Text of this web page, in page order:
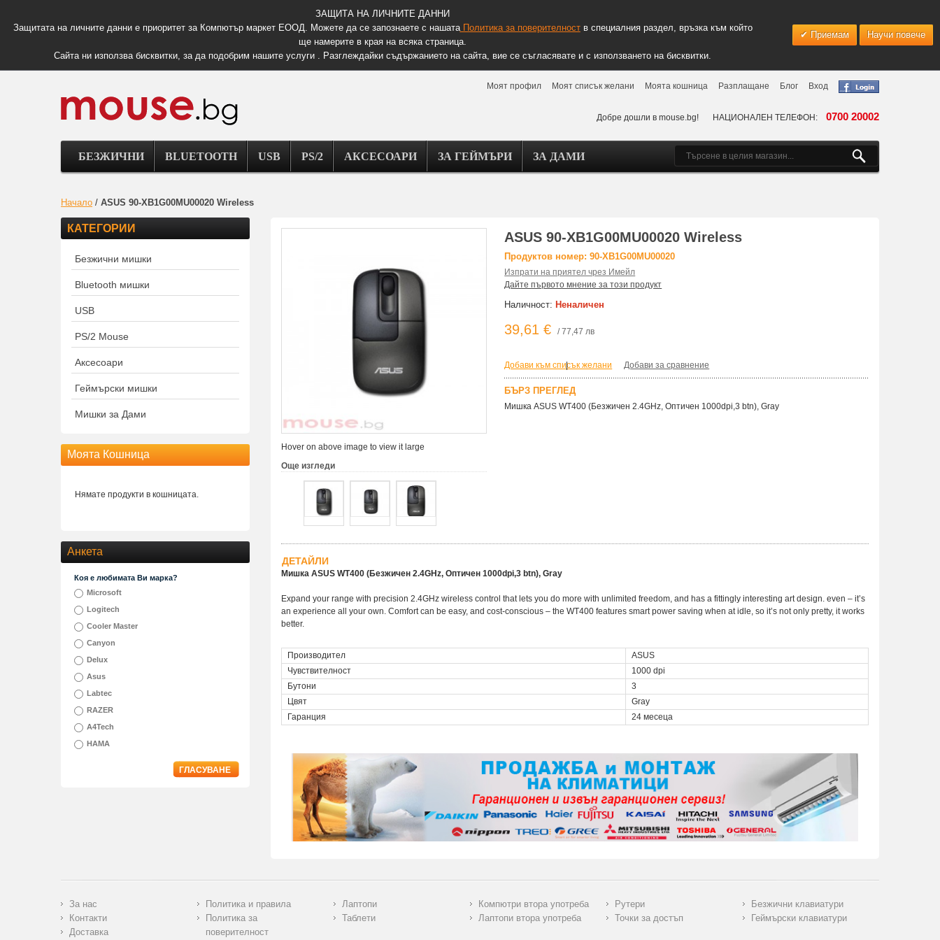
ЗАЩИТА НА ЛИЧНИТЕ ДАННИ
Защитата на личните данни е приоритет за Компютър маркет ЕООД. Можете да се запознаете с нашатаПолитика за поверителноств специалния раздел, връзка към който
ще намерите в края на всяка страница.
Сайта ни използва бисквитки, за да подобрим нашите услуги . Разглеждайки съдържанието на сайта, вие се съгласявате и с използването на бисквитки.
Приемам Научи повече
Моят профил Моят списък желани Моята кошница Разплащане Блог Вход
Добре дошли в mouse.bg! НАЦИОНАЛЕН ТЕЛЕФОН: 0700 20002
БЕЗЖИЧНИ BLUETOOTH USB PS/2 АКСЕСОАРИ ЗА ГЕЙМЪРИ ЗА ДАМИ
Начало / ASUS 90-XB1G00MU00020 Wireless
Hover on above image to view it large
Още изгледи
ASUS 90-XB1G00MU00020 Wireless
Продуктов номер: 90-XB1G00MU00020
Изпрати на приятел чрез Имейл
Дайте първото мнение за този продукт
Наличност: Неналичен
39,61 € / 77,47 лв
Добави към списък желани
| Добави за сравнение
БЪРЗ ПРЕГЛЕД
Мишка ASUS WT400 (Безжичен 2.4GHz, Оптичен 1000dpi,3 btn), Gray
ДЕТАЙЛИ
Мишка ASUS WT400 (Безжичен 2.4GHz, Оптичен 1000dpi,3 btn), Gray
Expand your range with precision 2.4GHz wireless control that lets you do more with unlimited freedom, and has a fittingly interesting art design. even – it’s
an experience all your own. Comfort can be easy, and cost-conscious – the WT400 features smart power saving when at idle, so it’s not only pretty, it works
better.
Производител
ASUS
Чувствителност
1000 dpi
Бутони
3
Цвят
Gray
Гаранция
24 месеца
КАТЕГОРИИ
Безжични мишки
Bluetooth мишки
USB
PS/2 Mouse
Аксесоари
Геймърски мишки
Мишки за Дами
Моята Кошница
Нямате продукти в кошницата.
Анкета
Коя е любимата Ви марка?
Microsoft
Logitech
Cooler Master
Canyon
Delux
Asus
Labtec
RAZER
A4Tech
HAMA
ГЛАСУВАНЕ
За нас
Контакти
Доставка
Политика и правила
Политика за
поверителност
Лаптопи
Таблети
Компютри втора употреба
Лаптопи втора употреба
Рутери
Точки за достъп
Безжични клавиатури
Геймърски клавиатури